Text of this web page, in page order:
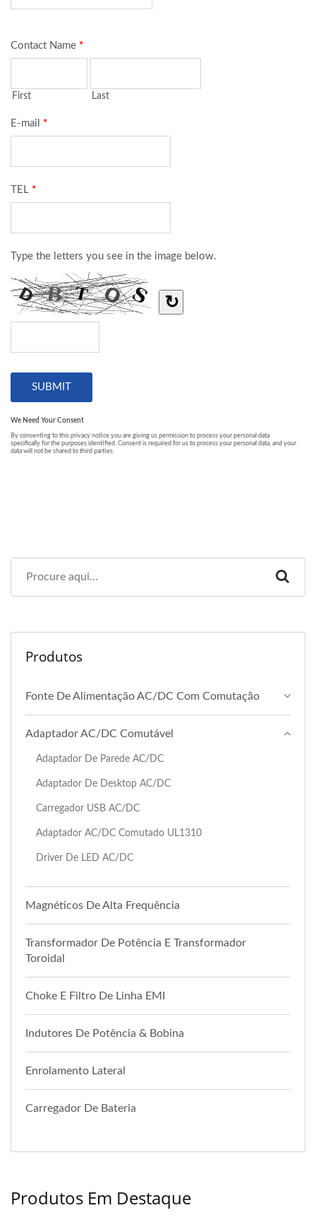
Produtos
Fonte De Alimentação AC/DC Com Comutação
Adaptador AC/DC Comutável
Adaptador De Parede AC/DC
Adaptador De Desktop AC/DC
Carregador USB AC/DC
Adaptador AC/DC Comutado UL1310
Driver De LED AC/DC
Magnéticos De Alta Frequência
Transformador De Potência E Transformador
Toroidal
Choke E Filtro De Linha EMI
Indutores De Potência & Bobina
Enrolamento Lateral
Carregador De Bateria
Produtos Em Destaque